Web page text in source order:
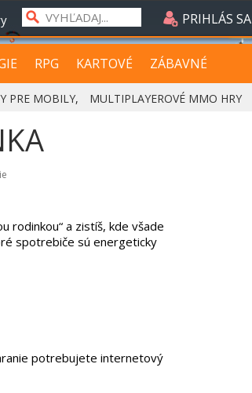
PRIHLÁS SA
RPG KARTOVÉ ZÁBAVNÉ
PRE MOBILY, MULTIPLAYEROVÉ MMO HRY
rodinkou“ a zistíš, kde všade
spotrebiče sú energeticky
potrebujete internetový